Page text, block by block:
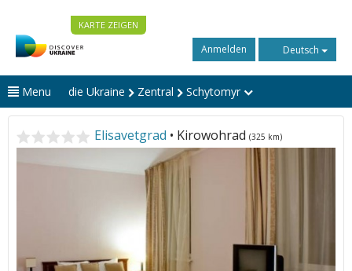
KARTE ZEIGEN
Anmelden Deutsch
Menu die Ukraine Zentral Schytomyr
Elisavetgrad • Kirowohrad (325 km)